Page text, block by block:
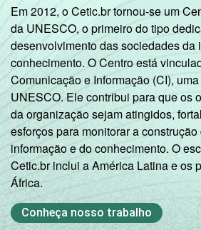
Em 2012, o Cetic.br tornou-se um
da UNESCO, o primeiro do tipo
desenvolvimento das sociedades da
conhecimento. O Centro está
Comunicação e Informação (CI),
UNESCO. Ele contribui para que os
da organização sejam atingidos,
esforços para monitorar a
informação e do conhecimento. O
Cetic.br inclui a América Latina e os
África.
Conheça nosso trabalho